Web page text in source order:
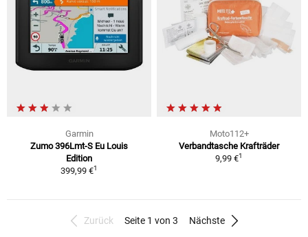
Garmin
Zumo 396Lmt-S Eu Louis
Edition
399,99 €1
Moto112+
Verbandtasche Krafträder
9,99 €1
Zurück Seite 1 von 3 Nächste